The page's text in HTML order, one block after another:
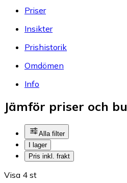
Priser
Insikter
Prishistorik
Omdömen
Info
Jämför priser och
Alla filter
I lager
Pris inkl. frakt
Visa 4 st